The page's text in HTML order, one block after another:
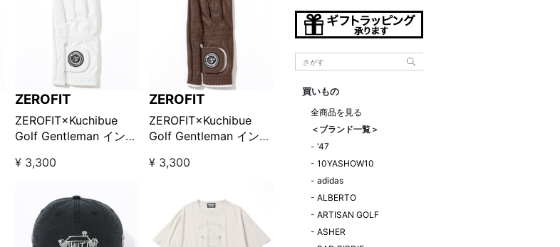
ZEROFIT
ZEROFIT×Kuchibue
Golf Gentleman インス
ブ-左手用 / ホワイト
¥ 3,300
ZEROFIT
ZEROFIT×Kuchibue
Golf Gentleman インス
ブ-左手用 / ブラウン
¥ 3,300
買いもの
全商品を見る
＜ブランド一覧＞
- '47
- 10YASHOW10
- adidas
- ALBERTO
- ARTISAN GOLF
- ASHER